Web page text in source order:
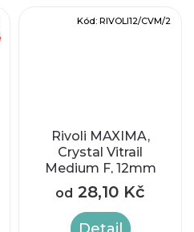
Rivoli MAXIMA,
Crystal Vitrail
Medium F, 12mm
od 28,10 Kč
Kód: RIVOLI12/CVM/2